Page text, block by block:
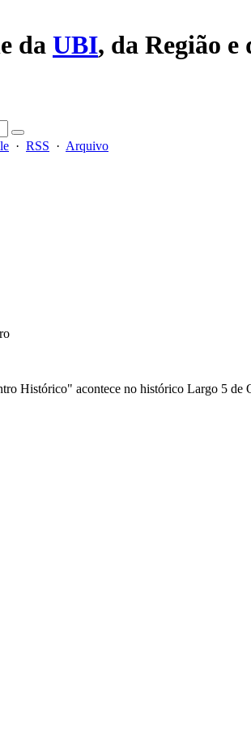
da UBI, da Região e
· RSS · Arquivo
Histórico" acontece no histórico Largo 5 de